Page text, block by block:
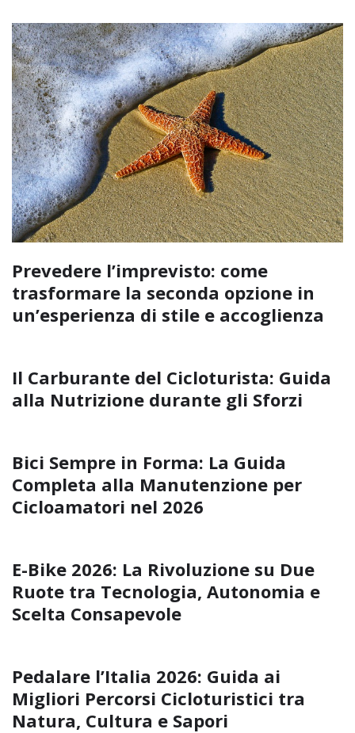
Prevedere l’imprevisto: come
trasformare la seconda opzione in
un’esperienza di stile e accoglienza
Il Carburante del Cicloturista: Guida
alla Nutrizione durante gli Sforzi
Bici Sempre in Forma: La Guida
Completa alla Manutenzione per
Cicloamatori nel 2026
E-Bike 2026: La Rivoluzione su Due
Ruote tra Tecnologia, Autonomia e
Scelta Consapevole
Pedalare l’Italia 2026: Guida ai
Migliori Percorsi Cicloturistici tra
Natura, Cultura e Sapori